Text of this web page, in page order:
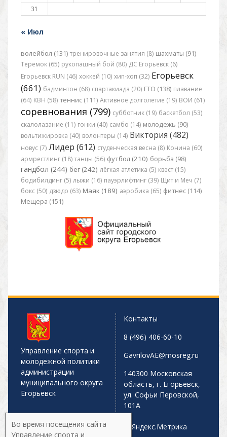
31
« Июл
волейбол (131) тренировочные занятия (8) шахматы (91)
Теремок (65) рукопашный бой (80) ДС Егорьевск (6)
Егорьевск RUN (46) хоккей (10) хип-хоп (32) Егорьевск
(661) бадминтон (68) спартакиада (20) ГТО (138) плавание
(64) КВН (58) теннис (111) Активное долголетие (19) ВОИ (61)
соревнования (799) субботник (19) баскетбол (53)
скалолазание (11) гонки (40) самбо (14) молодежь (90)
вольтижировка (40) волонтеры (14) Виктория (482)
новус (7) Лидер (612) студенческая весна (8) Конина (60)
армрестлинг (18) танцы (56) футбол (210) борьба (98)
гандбол (244) бег (242) лёгкая атлетика (5) квест (15)
бодибилдинг (5) лыжи (16) пауэрлифтинг (39) Щит и Меч (7)
бокс (50) дзюдо (63) Маяк (189) аэробика (65) фитнес (114)
Мещера (151)
Управление спорта и
молодежной политики
администрации
муниципального округа
Егорьевск
Контакты
8 (496) 406-60-10
GavrilovAE@mosreg.ru
140300 Московская
область, г. Егорьевск,
ул. Софьи Перовской,
101А
Во время посещения сайта
Управление спорта и